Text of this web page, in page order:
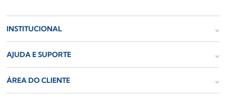
INSTITUCIONAL
AJUDA E SUPORTE
ÁREA DO CLIENTE